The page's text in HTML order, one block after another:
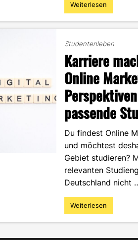
"DEC
Alumni
–
erfolgreiche
Karriere
in
der
Region"
Weiterlesen
Studentenleben
Karriere
Online
passende
Du findest Online
und möchtest
Gebiet studieren?
relevanten
Deutschland nicht
"Karriere
machen
Online
Weiterlesen